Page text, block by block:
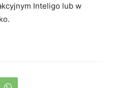
Inteligo lub w